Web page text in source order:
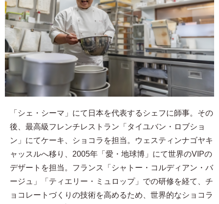
「シェ・シーマ」にて日本を代表するシェフに師事。その
後、最高級フレンチレストラン「タイユバン・ロブショ
ン」にてケーキ、ショコラを担当。ウェスティンナゴヤキ
ャッスルへ移り、2005年「愛・地球博」にて世界のVIPの
デザートを担当。フランス「シャトー・コルディアン・バ
ージュ」「ティエリー・ミュロップ」での研修を経て、チ
ョコレートづくりの技術を高めるため、世界的なショコラ